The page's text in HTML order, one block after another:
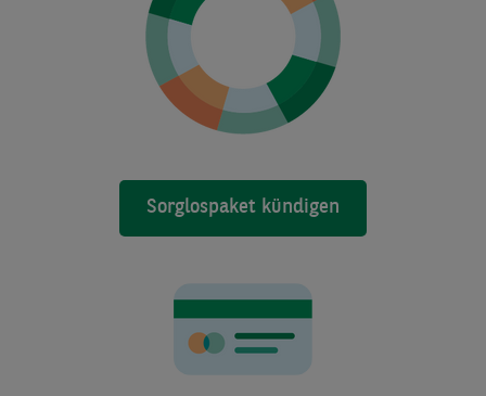
Sorglospaket kündigen